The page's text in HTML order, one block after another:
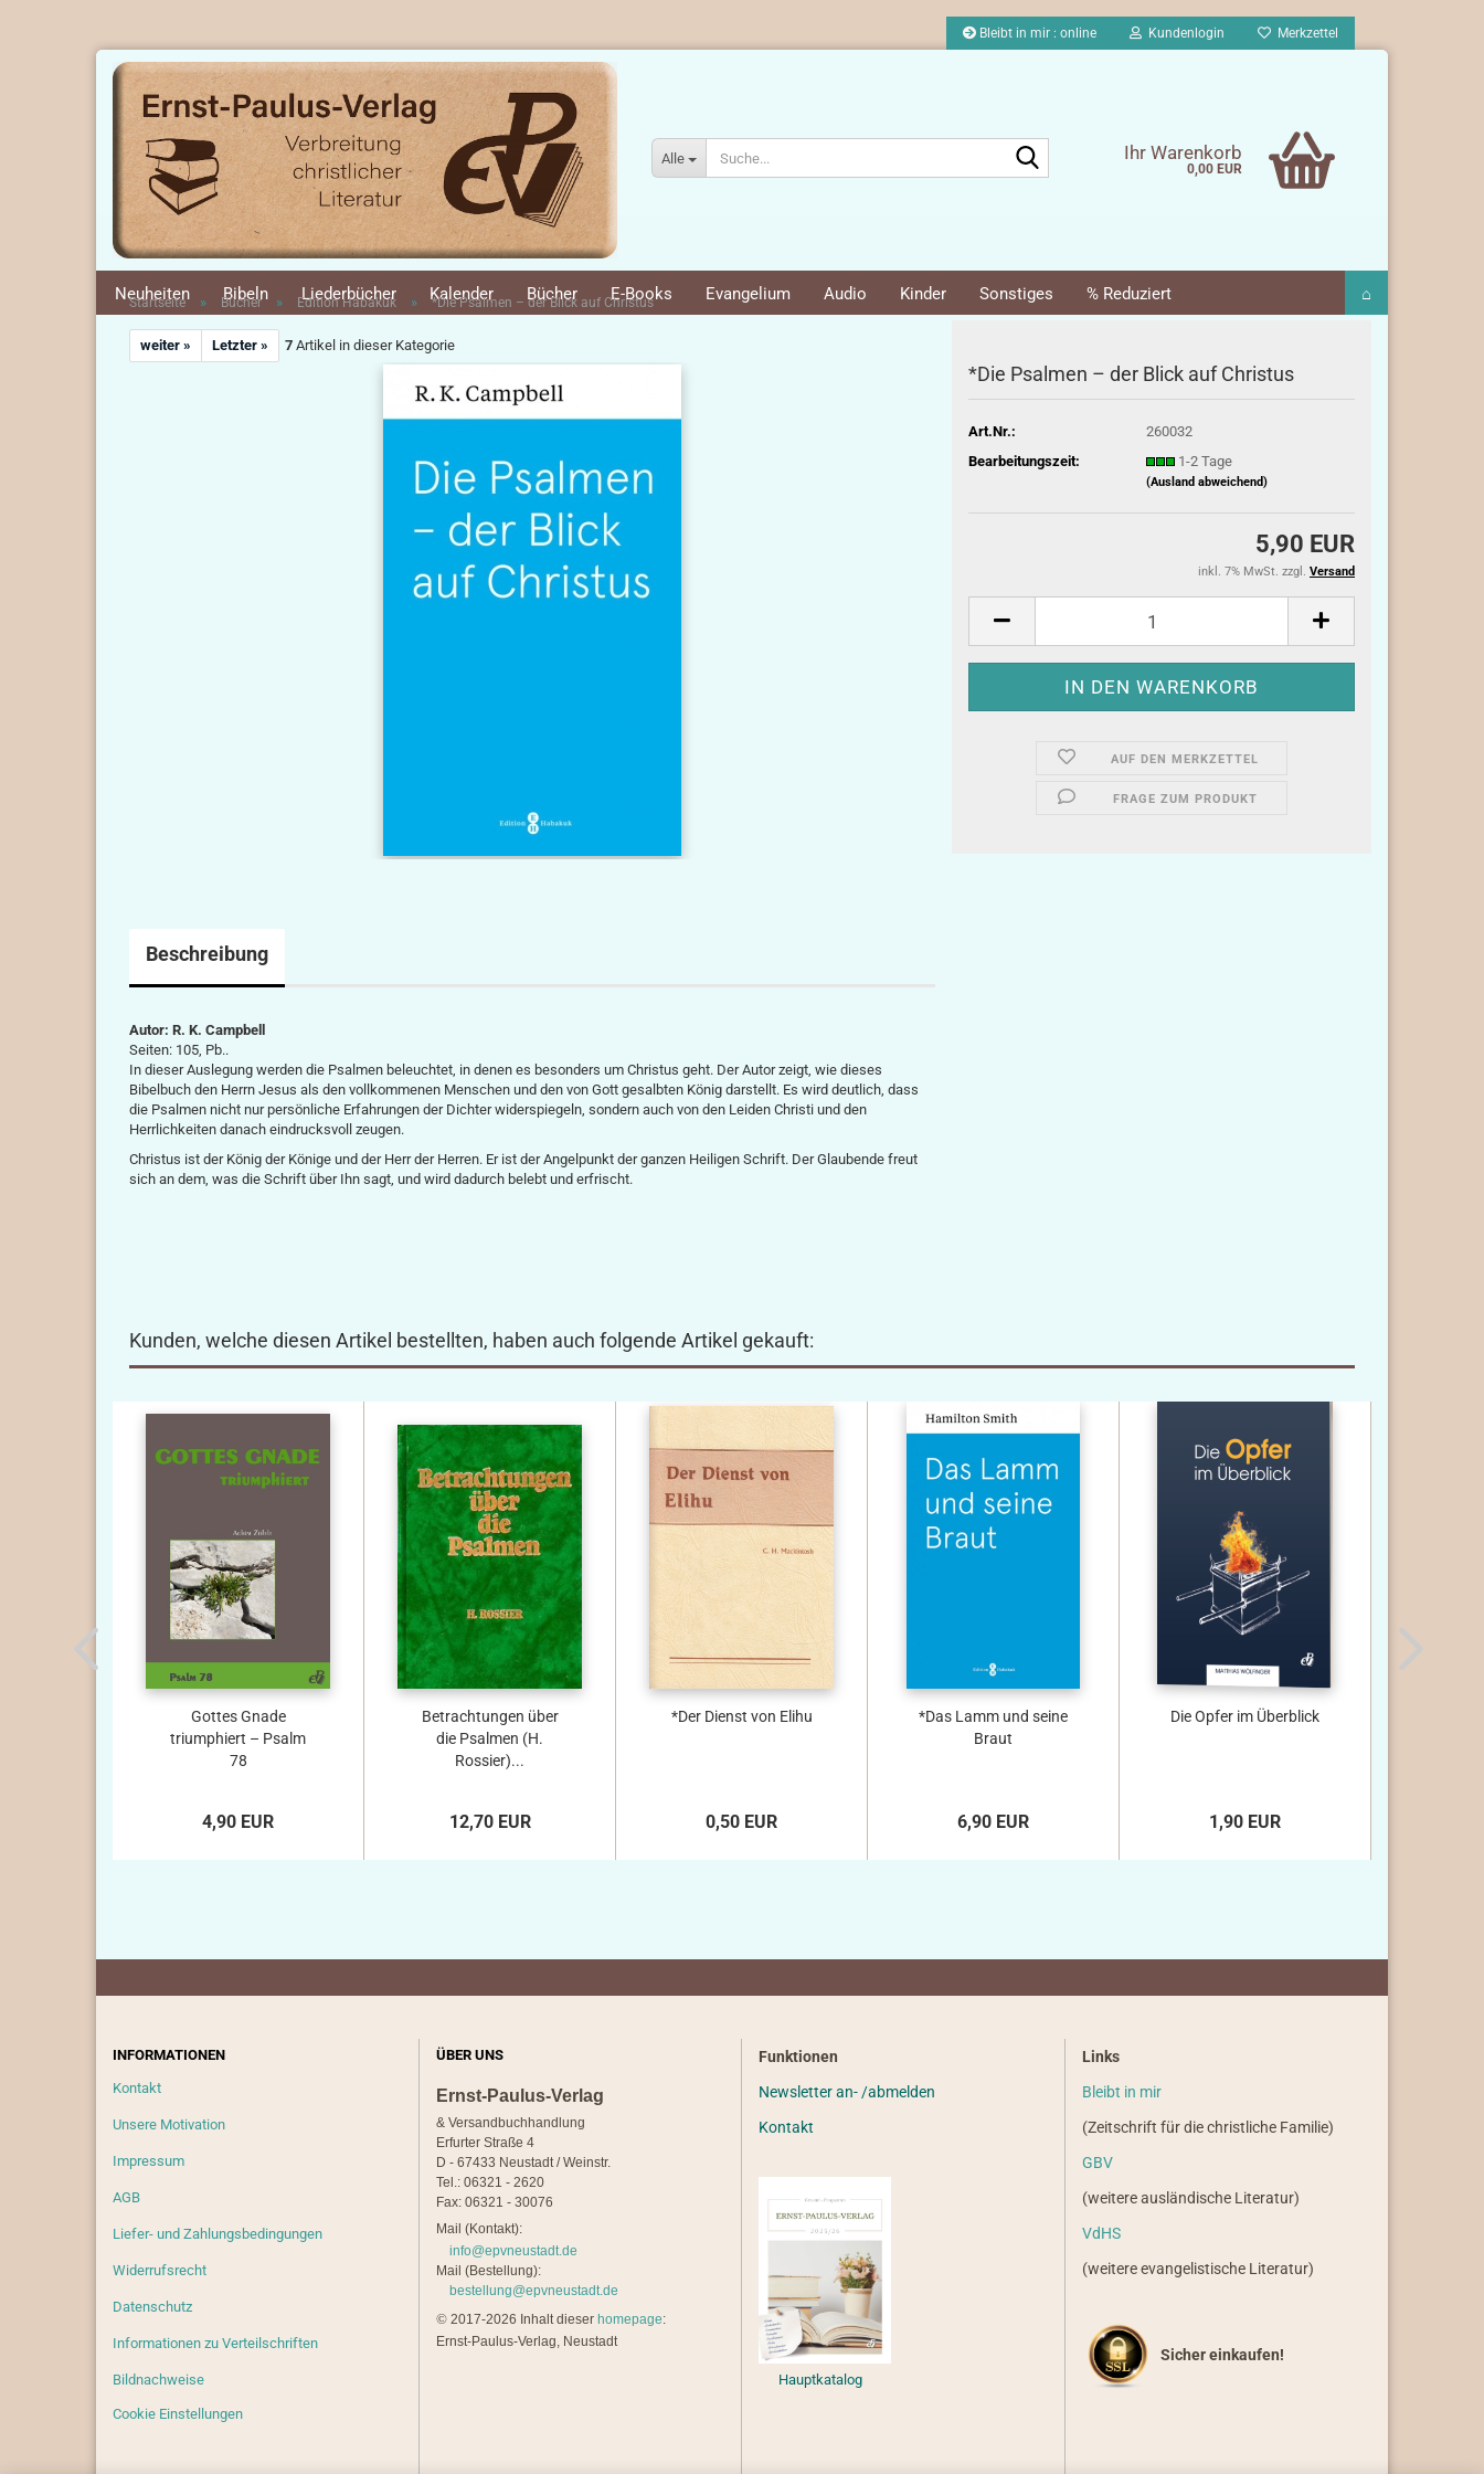
Bleibt in mir : online Kundenlogin Merkzettel
Alle Ihr Warenkorb
0,00 EUR
Neuheiten Bibeln Liederbücher Kalender Bücher E-Books Evangelium Audio Kinder Sonstiges % Reduziert ⌂
Startseite » Bücher » Edition Habakuk » *Die Psalmen – der Blick auf Christus
weiter » Letzter » 7 Artikel in dieser Kategorie
*Die Psalmen – der Blick auf Christus
Art.Nr.:
260032
Bearbeitungszeit:
1-2 Tage
(Ausland abweichend)
5,90 EUR
inkl. 7% MwSt. zzgl. Versand
AUF DEN MERKZETTEL
FRAGE ZUM PRODUKT
Beschreibung
Autor: R. K. Campbell
Seiten: 105, Pb..
In dieser Auslegung werden die Psalmen beleuchtet, in denen es besonders um Christus geht. Der Autor zeigt, wie dieses
Bibelbuch den Herrn Jesus als den vollkommenen Menschen und den von Gott gesalbten König darstellt. Es wird deutlich, dass
die Psalmen nicht nur persönliche Erfahrungen der Dichter widerspiegeln, sondern auch von den Leiden Christi und den
Herrlichkeiten danach eindrucksvoll zeugen.
Christus ist der König der Könige und der Herr der Herren. Er ist der Angelpunkt der ganzen Heiligen Schrift. Der Glaubende freut
sich an dem, was die Schrift über Ihn sagt, und wird dadurch belebt und erfrischt.
Kunden, welche diesen Artikel bestellten, haben auch folgende Artikel gekauft:
Gottes Gnade
triumphiert – Psalm
78
4,90 EUR
Betrachtungen über
die Psalmen (H.
Rossier)...
12,70 EUR
*Der Dienst von Elihu
0,50 EUR
*Das Lamm und seine
Braut
6,90 EUR
Die Opfer im Überblick
1,90 EUR
INFORMATIONEN
Kontakt
Unsere Motivation
Impressum
AGB
Liefer- und Zahlungsbedingungen
Widerrufsrecht
Datenschutz
Informationen zu Verteilschriften
Bildnachweise
Cookie Einstellungen
ÜBER UNS
Ernst-Paulus-Verlag
& Versandbuchhandlung
Erfurter Straße 4
D - 67433 Neustadt / Weinstr.
Tel.: 06321 - 2620
Fax: 06321 - 30076
Mail (Kontakt):
info@epvneustadt.de
Mail (Bestellung):
bestellung@epvneustadt.de
© 2017-2026 Inhalt dieser homepage:
Ernst-Paulus-Verlag, Neustadt
Funktionen
Newsletter an- /abmelden
Kontakt
Hauptkatalog
Links
Bleibt in mir
(Zeitschrift für die christliche Familie)
GBV
(weitere ausländische Literatur)
VdHS
(weitere evangelistische Literatur)
Sicher einkaufen!